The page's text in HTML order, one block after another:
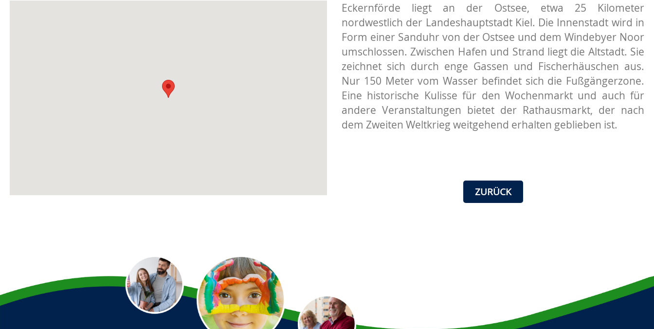
Eckernförde liegt an der Ostsee, etwa 25 Kilometer
nordwestlich der Landeshauptstadt Kiel. Die Innenstadt wird in
Form einer Sanduhr von der Ostsee und dem Windebyer Noor
umschlossen. Zwischen Hafen und Strand liegt die Altstadt. Sie
zeichnet sich durch enge Gassen und Fischerhäuschen aus.
Nur 150 Meter vom Wasser befindet sich die Fußgängerzone.
Eine historische Kulisse für den Wochenmarkt und auch für
andere Veranstaltungen bietet der Rathausmarkt, der nach
dem Zweiten Weltkrieg weitgehend erhalten geblieben ist.
ZURÜCK